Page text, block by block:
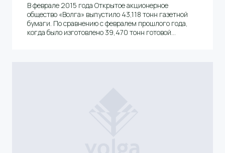
В феврале 2015 года Открытое акционерное
общество «Волга» выпустило 43,118 тонн газетной
бумаги. По сравнению с февралем прошлого года,
когда было изготовлено 39,470 тонн готовой